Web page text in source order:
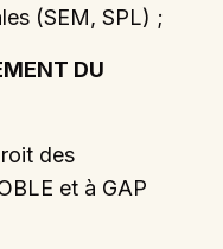
(SEM, SPL) ;
DU
des
et à GAP